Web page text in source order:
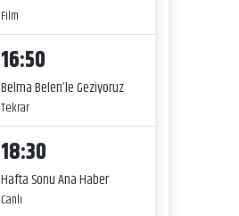
Film
16:50
Belma Belen’le Geziyoruz
Tekrar
18:30
Hafta Sonu Ana Haber
Canlı